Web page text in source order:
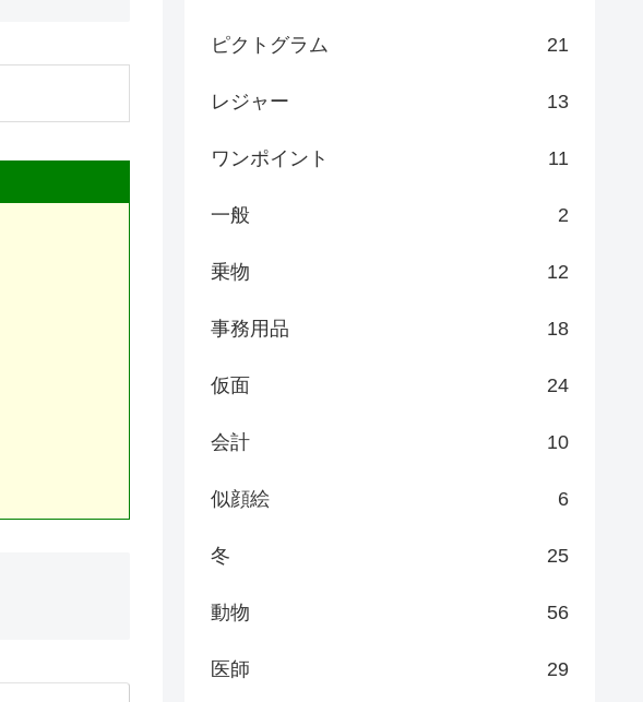
ピクトグラム 21
レジャー 13
ワンポイント 11
一般 2
乗物 12
事務用品 18
仮面 24
会計 10
似顔絵 6
冬 25
動物 56
医師 29